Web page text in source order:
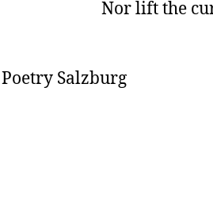
Nor lift the
Salzburg